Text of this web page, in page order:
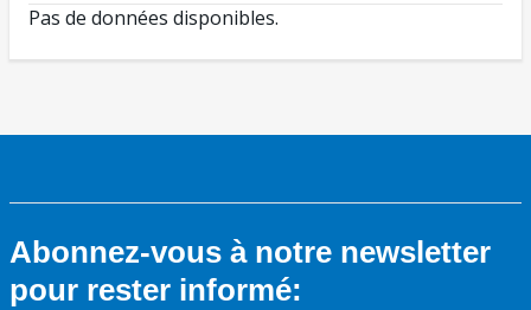
Pas de données disponibles.
Abonnez-vous à notre newsletter
pour rester informé: